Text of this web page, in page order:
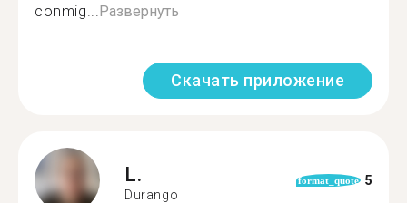
conmig...Развернуть
Скачать приложение
L.
Durango
format_quote 5